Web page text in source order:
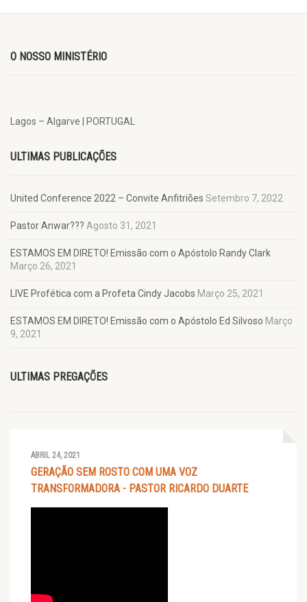
O NOSSO MINISTÉRIO
Lagos – Algarve | PORTUGAL
ULTIMAS PUBLICAÇÕES
United Conference 2022 – Convite Anfitriões Setembro 7, 2022
Pastor Anwar??? Agosto 31, 2021
ESTAMOS EM DIRETO! Emissão com o Apóstolo Randy Clark
Março 26, 2021
LIVE Profética com a Profeta Cindy Jacobs Março 25, 2021
ESTAMOS EM DIRETO! Emissão com o Apóstolo Ed Silvoso Março
9, 2021
ULTIMAS PREGAÇÕES
ABRIL 24, 2021
GERAÇÃO SEM ROSTO COM UMA VOZ
TRANSFORMADORA - PASTOR RICARDO DUARTE